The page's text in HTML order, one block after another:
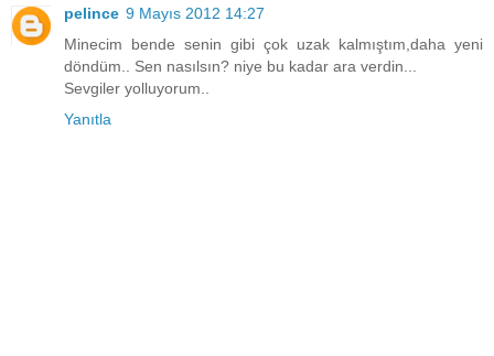
pelince 9 Mayıs 2012 14:27
Minecim bende senin gibi çok uzak kalmıştım,daha yeni
döndüm.. Sen nasılsın? niye bu kadar ara verdin...
Sevgiler yolluyorum..
Yanıtla